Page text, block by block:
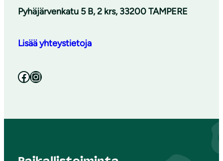
Pyhäjärvenkatu 5 B, 2 krs, 33200 TAMPERE
Lisää yhteystietoja
Facebook Instagram